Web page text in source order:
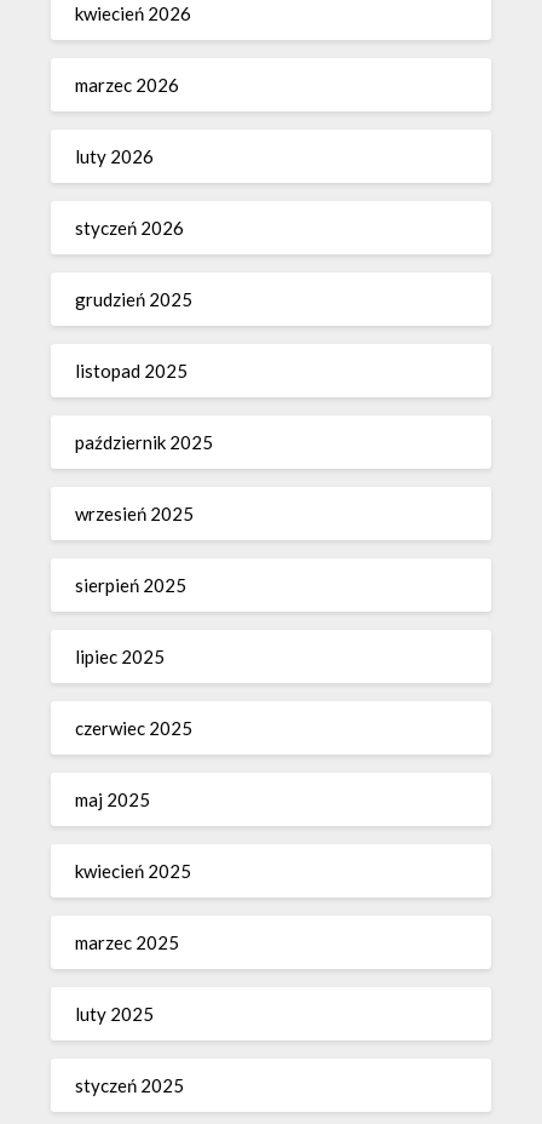
kwiecień 2026
marzec 2026
luty 2026
styczeń 2026
grudzień 2025
listopad 2025
październik 2025
wrzesień 2025
sierpień 2025
lipiec 2025
czerwiec 2025
maj 2025
kwiecień 2025
marzec 2025
luty 2025
styczeń 2025